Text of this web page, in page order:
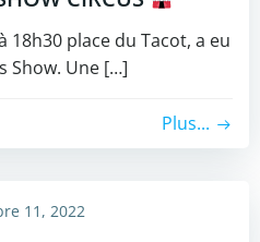
18h30 place du Tacot, a eu
Show. Une […]
Plus...
11, 2022